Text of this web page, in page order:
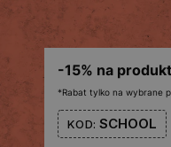
-15% na
*Rabat tylko na wybrane
KOD: SCHOOL